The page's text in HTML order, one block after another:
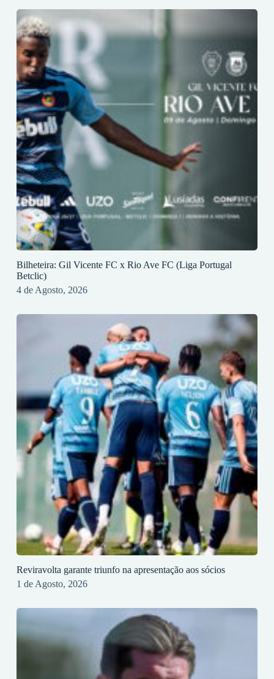
Bilheteira: Gil Vicente FC x Rio Ave FC (Liga Portugal
Betclic)
4 de Agosto, 2026
Reviravolta garante triunfo na apresentação aos sócios
1 de Agosto, 2026